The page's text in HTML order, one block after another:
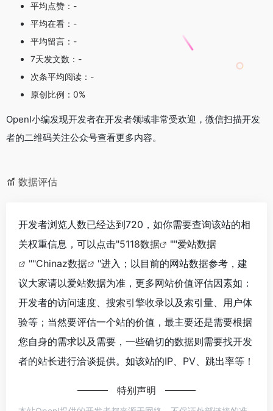
平均点赞：-
平均在看：-
平均留言：-
7天发文数：-
次条平均阅读：-
原创比例：0%
OpenI小编发现开发者在开发者领域非常受欢迎，微信扫描开发
者的二维码关注公众号查看更多内容。
数据评估
开发者浏览人数已经达到720，如你需要查询该站的相
关权重信息，可以点击"5118数据 ""爱站数据
""Chinaz数据
"进入；以目前的网站数据参考，建
议大家请以爱站数据为准，更多网站价值评估因素如：
开发者的访问速度、搜索引擎收录以及索引量、用户体
验等；当然要评估一个站的价值，最主要还是需要根据
您自身的需求以及需要，一些确切的数据则需要找开发
者的站长进行洽谈提供。如该站的IP、PV、跳出率等！
特别声明